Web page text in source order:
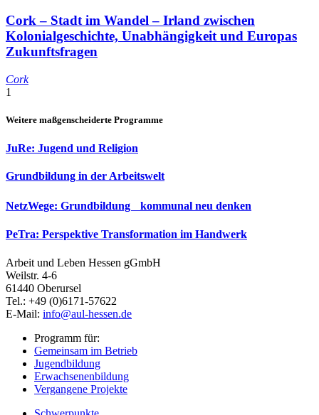
Cork – Stadt im Wandel – Irland zwischen
Kolonialgeschichte, Unabhängigkeit und Europas
Zukunftsfragen
Cork
1
Weitere maßgenscheiderte Programme
JuRe: Jugend und Religion
Grundbildung in der Arbeitswelt
NetzWege: Grundbildung kommunal neu denken
PeTra: Perspektive Transformation im Handwerk
Arbeit und Leben Hessen gGmbH
Weilstr. 4-6
61440 Oberursel
Tel.: +49 (0)6171-57622
E-Mail: info@aul-hessen.de
Programm für:
Gemeinsam im Betrieb
Jugendbildung
Erwachsenenbildung
Vergangene Projekte